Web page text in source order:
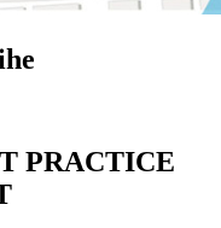
PRACTICE